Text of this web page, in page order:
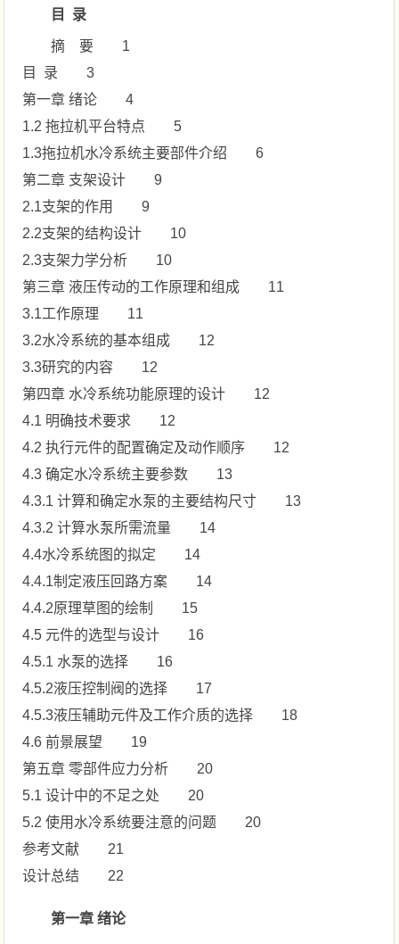
目 录
摘 要 1
目 录 3
第一章 绪论 4
1.2 拖拉机平台特点 5
1.3拖拉机水冷系统主要部件介绍 6
第二章 支架设计 9
2.1支架的作用 9
2.2支架的结构设计 10
2.3支架力学分析 10
第三章 液压传动的工作原理和组成 11
3.1工作原理 11
3.2水冷系统的基本组成 12
3.3研究的内容 12
第四章 水冷系统功能原理的设计 12
4.1 明确技术要求 12
4.2 执行元件的配置确定及动作顺序 12
4.3 确定水冷系统主要参数 13
4.3.1 计算和确定水泵的主要结构尺寸 13
4.3.2 计算水泵所需流量 14
4.4水冷系统图的拟定 14
4.4.1制定液压回路方案 14
4.4.2原理草图的绘制 15
4.5 元件的选型与设计 16
4.5.1 水泵的选择 16
4.5.2液压控制阀的选择 17
4.5.3液压辅助元件及工作介质的选择 18
4.6 前景展望 19
第五章 零部件应力分析 20
5.1 设计中的不足之处 20
5.2 使用水冷系统要注意的问题 20
参考文献 21
设计总结 22
第一章 绪论